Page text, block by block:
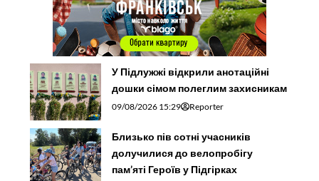
У Підлужжі відкрили анотаційні
дошки сімом полеглим захисникам
09/08/2026 15:29 Reporter
Близько пів сотні учасників
долучилися до велопробігу
пам’яті Героїв у Підгірках